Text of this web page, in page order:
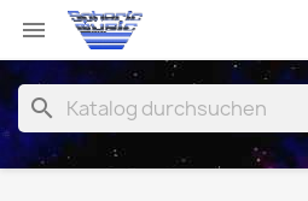

search